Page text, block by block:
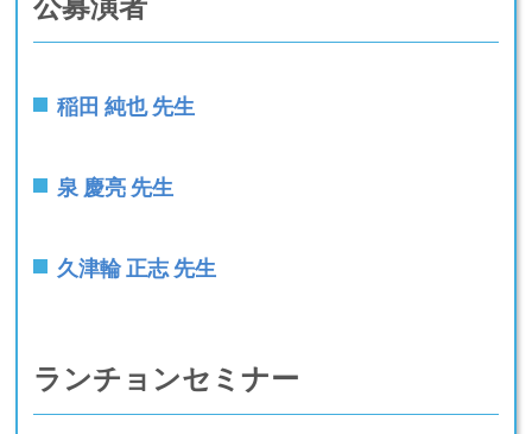
公募演者
稲田 純也 先生
泉 慶亮 先生
久津輪 正志 先生
ランチョンセミナー